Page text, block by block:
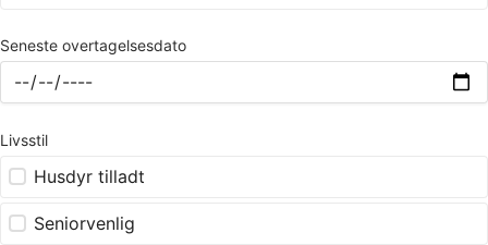
Seneste overtagelsesdato
Livsstil
Husdyr tilladt
Seniorvenlig